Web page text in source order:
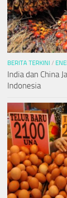
BERITA TERKINI /
India dan China
Indonesia